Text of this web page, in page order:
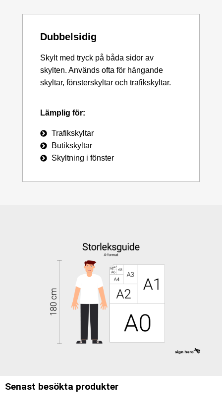
Dubbelsidig
Skylt med tryck på båda sidor av
skylten. Används ofta för hängande
skyltar, fönsterskyltar och trafikskyltar.
Lämplig för:
Trafikskyltar
Butikskyltar
Skyltning i fönster
Senast besökta produkter